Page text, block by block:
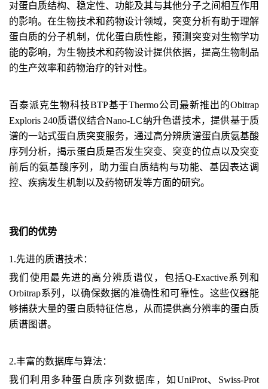
对蛋白质结构、稳定性、功能及其与其他分子之间相互作用
的影响。在生物技术和药物设计领域，突变分析有助于理解
蛋白质的分子机制，优化蛋白质性能，预测突变对生物学功
能的影响，为生物技术和药物设计提供依据，提高生物制品
的生产效率和药物治疗的针对性。
百泰派克生物科技BTP基于Thermo公司最新推出的Obitrap
Exploris 240质谱仪结合Nano-LC纳升色谱技术，提供基于质
谱的一站式蛋白质突变服务，通过高分辨质谱蛋白质氨基酸
序列分析，揭示蛋白质是否发生突变、突变的位点以及突变
前后的氨基酸序列，助力蛋白质结构与功能、基因表达调
控、疾病发生机制以及药物研发等方面的研究。
我们的优势
1.先进的质谱技术：
我们使用最先进的高分辨质谱仪，包括Q-Exactive系列和
Orbitrap系列 ，以确保数据的准确性和可靠性。这些仪器能
够捕获大量的蛋白质特征信息，从而提供高分辨率的蛋白质
质谱图谱。
2.丰富的数据库与算法：
我们利用多种蛋白质序列数据库，如UniProt、Swiss-Prot